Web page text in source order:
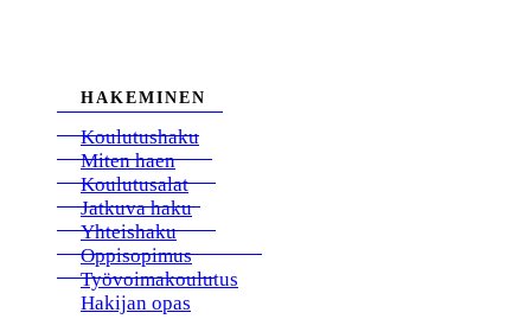
HAKEMINEN
Koulutushaku
Miten haen
Koulutusalat
Jatkuva haku
Yhteishaku
Oppisopimus
Työvoimakoulutus
Hakijan opas